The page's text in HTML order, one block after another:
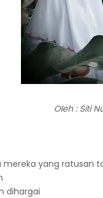
Oleh : Siti
mereka yang ratusan
dihargai